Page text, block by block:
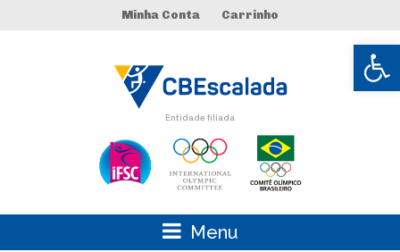
Abrir
Minha Conta Carrinho
Entidade filiada
Menu